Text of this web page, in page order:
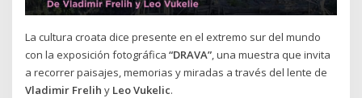
La cultura croata dice presente en el extremo sur del mundo
con la exposición fotográfica“DRAVA”, una muestra que invita
a recorrer paisajes, memorias y miradas a través del lente de
Vladimir Frelih y Leo Vukelic.